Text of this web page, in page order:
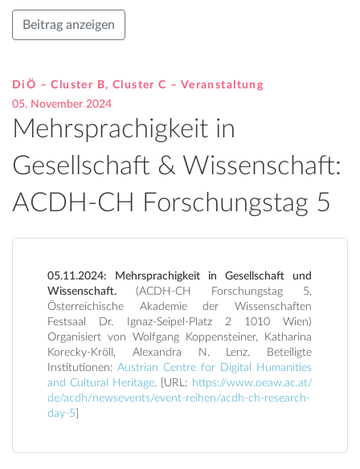
Beitrag anzeigen
DiÖ – Cluster B, Cluster C – Veranstaltung
05. November 2024
Mehrsprachigkeit in
Gesellschaft & Wissenschaft:
ACDH-CH Forschungstag 5
05.11.2024: Mehrsprachigkeit in Gesellschaft und
Wissenschaft. (ACDH-CH Forschungstag 5,
Österreichische Akademie der Wissenschaften
Festsaal Dr. Ignaz-Seipel-Platz 2 1010 Wien)
Organisiert von Wolfgang Koppensteiner, Katharina
Korecky-Kröll, Alexandra N. Lenz. Beteiligte
Institutionen:Austrian Centre for Digital Humanities
and Cultural Heritage
. [URL: https://www.oeaw.ac.at/
de/acdh/newsevents/event-reihen/acdh-ch-research-
day-5